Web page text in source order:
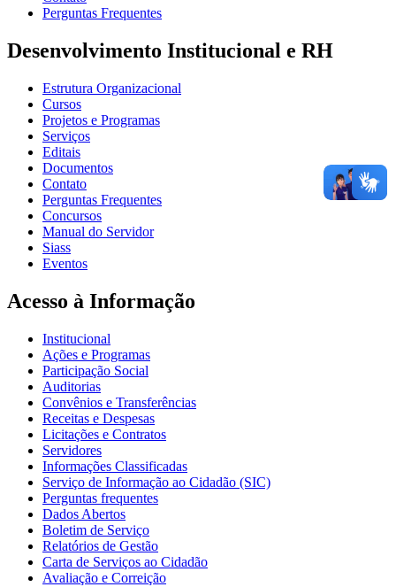
Perguntas Frequentes
Desenvolvimento Institucional e RH
Estrutura Organizacional
Cursos
Projetos e Programas
Serviços
Editais
Documentos
Contato
Perguntas Frequentes
Concursos
Manual do Servidor
Siass
Eventos
Acesso à Informação
Institucional
Ações e Programas
Participação Social
Auditorias
Convênios e Transferências
Receitas e Despesas
Licitações e Contratos
Servidores
Informações Classificadas
Serviço de Informação ao Cidadão (SIC)
Perguntas frequentes
Dados Abertos
Boletim de Serviço
Relatórios de Gestão
Carta de Serviços ao Cidadão
Avaliação e Correição